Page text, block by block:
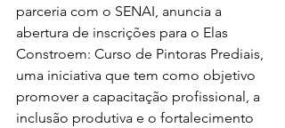
parceria com o SENAI, anuncia a
abertura de inscrições para o Elas
Constroem: Curso de Pintoras Prediais,
uma iniciativa que tem como objetivo
promover a capacitação profissional, a
inclusão produtiva e o fortalecimento